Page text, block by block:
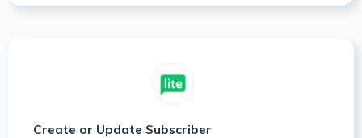
Create or Update Subscriber